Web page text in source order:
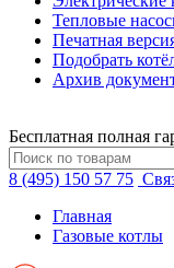
Тепловые
Печатная
Подобрать
Архив
Бесплатная полная
8 (495) 150 57 75
Главная
Газовые котлы